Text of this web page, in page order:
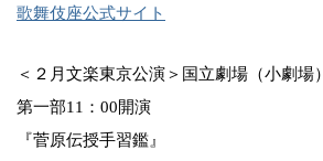
歌舞伎座公式サイト
＜２月文楽東京公演＞国立劇場（小劇場）
第一部11：00開演
『菅原伝授手習鑑』